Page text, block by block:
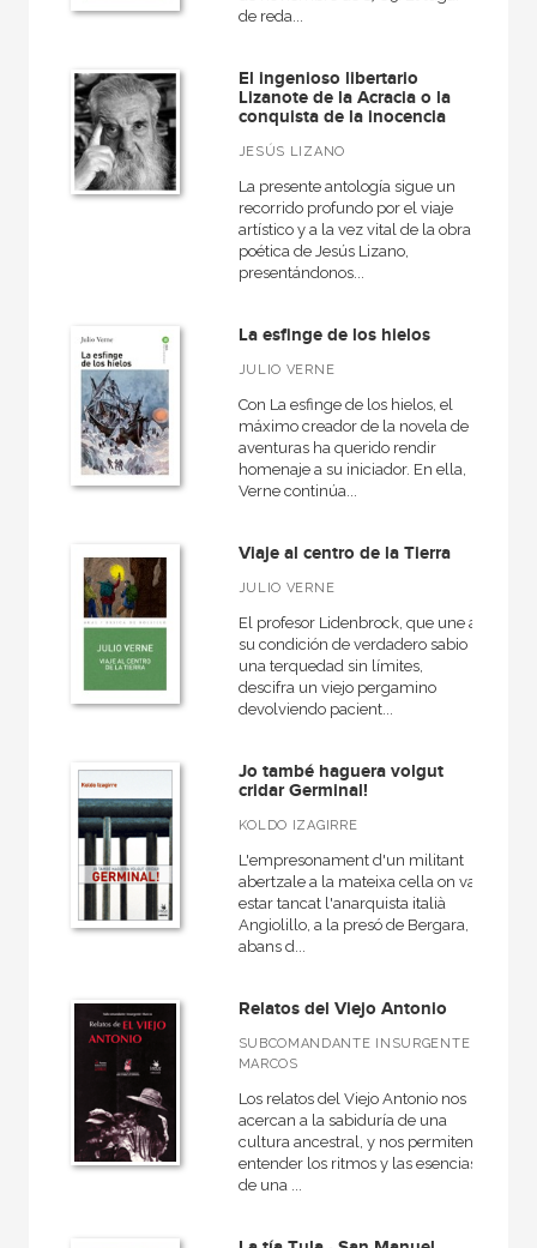
de reda...
El ingenioso libertario
Lizanote de la Acracia o la
conquista de la inocencia
JESÚS LIZANO
La presente antología sigue un
recorrido profundo por el viaje
artístico y a la vez vital de la obra
poética de Jesús Lizano,
presentándonos...
La esfinge de los hielos
JULIO VERNE
Con La esfinge de los hielos, el
máximo creador de la novela de
aventuras ha querido rendir
homenaje a su iniciador. En ella,
Verne continúa...
Viaje al centro de la Tierra
JULIO VERNE
El profesor Lidenbrock, que une a
su condición de verdadero sabio
una terquedad sin límites,
descifra un viejo pergamino
devolviendo pacient...
Jo també haguera volgut
cridar Germinal!
KOLDO IZAGIRRE
L'empresonament d'un militant
abertzale a la mateixa cella on va
estar tancat l'anarquista italià
Angiolillo, a la presó de Bergara,
abans d...
Relatos del Viejo Antonio
SUBCOMANDANTE INSURGENTE
MARCOS
Los relatos del Viejo Antonio nos
acercan a la sabiduría de una
cultura ancestral, y nos permiten
entender los ritmos y las esencias
de una ...